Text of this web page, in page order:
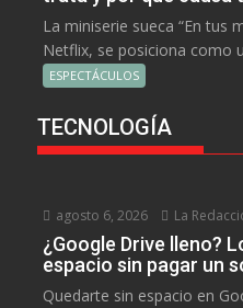
La miniserie sueca “En tus
Netflix, se posiciona como
ESPECTÁCULOS
TECNOLOGÍA
agosto 6, 2026 La
¿Google Drive lleno?
espacio sin pagar un
Quedarte sin espacio en